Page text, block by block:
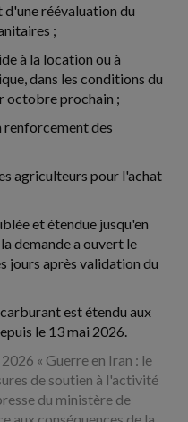
réévaluation du
;
à la location ou à
dans les conditions du
octobre prochain ;
des
agriculteurs pour l'achat
et étendue jusqu'en
demande a ouvert le
jours après validation du
est étendu aux
le 13 mai 2026.
« Guerre en Iran : le
de soutien à l'activité
du ministère de